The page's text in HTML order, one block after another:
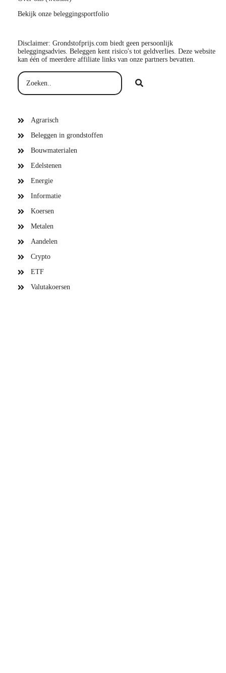
Bekijk onze beleggingsportfolio
Disclaimer: Grondstofprijs.com biedt geen persoonlijk
beleggingsadvies. Beleggen kent risico's tot geldverlies. Deze website
kan één of meerdere affiliate links van onze partners bevatten.
Agrarisch
Beleggen in grondstoffen
Bouwmaterialen
Edelstenen
Energie
Informatie
Koersen
Metalen
Aandelen
Crypto
ETF
Valutakoersen